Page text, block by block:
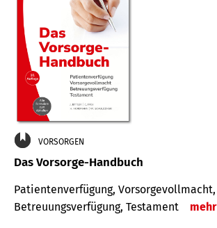
VORSORGEN
Das Vorsorge-Handbuch
Patientenverfügung, Vorsorgevollmacht,
Betreuungsverfügung, Testament
mehr